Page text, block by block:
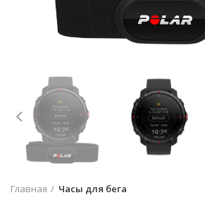
Главная Часы для бега